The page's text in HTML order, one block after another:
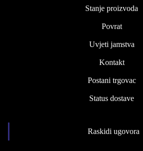
Stanje proizvoda
Povrat
Uvjeti jamstva
Kontakt
Postani trgovac
Status dostave
Raskidi ugovora